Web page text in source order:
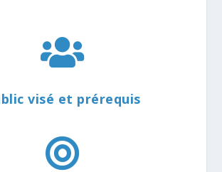

visé et prérequis
